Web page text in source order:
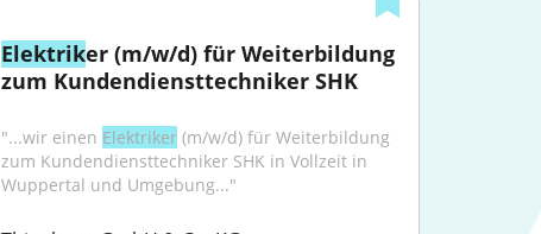
Elektriker (m/w/d) für Weiterbildung
zum Kundendiensttechniker SHK
"...wir einen Elektriker (m/w/d) für Weiterbildung
zum Kundendiensttechniker SHK in Vollzeit in
Wuppertal und Umgebung..."